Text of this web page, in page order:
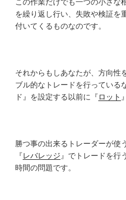
を繰り返し行い、失敗や検証を
付いてくるものなのです。
それからもしあなたが、方向性
ブル的なトレードを行っている
ド』を設定する以前に『ロット
勝つ事の出来るトレーダーが使
『レバレッジ 』でトレードを行
時間の問題です。